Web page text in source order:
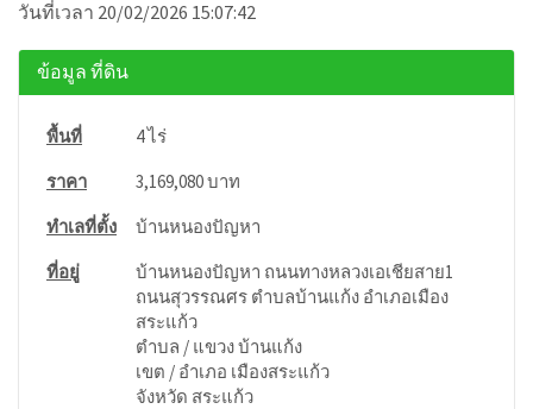
วันที่เวลา 20/02/2026 15:07:42
ข้อมูล ที่ดิน
พื้นที่
4 ไร่
ราคา
3,169,080 บาท
ทำเลที่ตั้ง
บ้านหนองปัญหา
ที่อยู่
บ้านหนองปัญหา ถนนทางหลวงเอเชียสาย1
ถนนสุวรรณศร ตําบลบ้านแก้ง อําเภอเมือง
สระแก้ว
ตำบล / แขวง บ้านแก้ง
เขต / อำเภอ เมืองสระแก้ว
จังหวัด สระแก้ว